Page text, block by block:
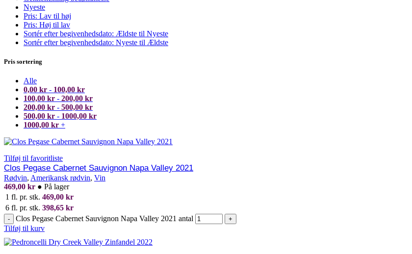
Nyeste
Pris: Lav til høj
Pris: Høj til lav
Sortér efter begivenhedsdato: Ældste til Nyeste
Sortér efter begivenhedsdato: Nyeste til Ældste
Pris sortering
Alle
0,00 kr - 100,00 kr
100,00 kr - 200,00 kr
200,00 kr - 500,00 kr
500,00 kr - 1000,00 kr
1000,00 kr +
Tilføj til favoritliste
Clos Pegase Cabernet Sauvignon Napa Valley 2021
Rødvin, Amerikansk rødvin, Vin
469,00 kr ● På lager
1 fl. pr. stk. 469,00 kr
6 fl. pr. stk. 398,65 kr
- Clos Pegase Cabernet Sauvignon Napa Valley 2021 antal +
Tilføj til kurv